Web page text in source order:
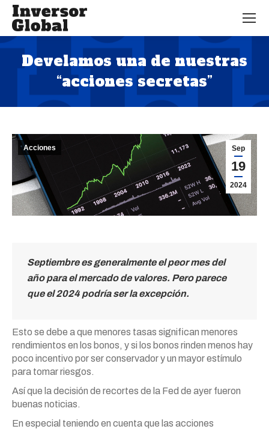
Develamos una de nuestras
“acciones secretas”
Estás aquí:
Sep
19
2024
Acciones
Septiembre es generalmente el peor mes del
año para el mercado de valores. Pero parece
que el 2024 podría ser la excepción.
Esto se debe a que menores tasas significan menores
rendimientos en los bonos, y si los bonos rinden menos hay
poco incentivo por ser conservador y un mayor estímulo
para tomar riesgos.
Así que la decisión de recortes de la Fed de ayer fueron
buenas noticias.
En especial teniendo en cuenta que las acciones